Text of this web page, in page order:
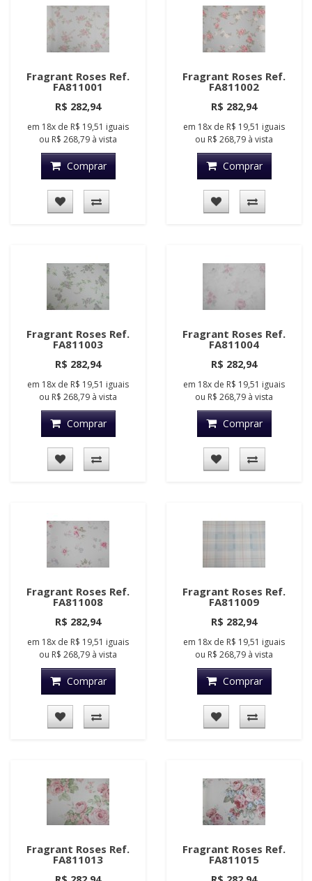
Fragrant Roses Ref.
FA811001
R$ 282,94
em 18x de R$ 19,51 iguais
ou R$ 268,79 à vista
Comprar
Fragrant Roses Ref.
FA811002
R$ 282,94
em 18x de R$ 19,51 iguais
ou R$ 268,79 à vista
Comprar
Fragrant Roses Ref.
FA811003
R$ 282,94
em 18x de R$ 19,51 iguais
ou R$ 268,79 à vista
Comprar
Fragrant Roses Ref.
FA811004
R$ 282,94
em 18x de R$ 19,51 iguais
ou R$ 268,79 à vista
Comprar
Fragrant Roses Ref.
FA811008
R$ 282,94
em 18x de R$ 19,51 iguais
ou R$ 268,79 à vista
Comprar
Fragrant Roses Ref.
FA811009
R$ 282,94
em 18x de R$ 19,51 iguais
ou R$ 268,79 à vista
Comprar
Fragrant Roses Ref.
FA811013
Fragrant Roses Ref.
FA811015